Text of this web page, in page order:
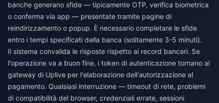
banche generano sfide — tipicamente OTP, verifica biometrica
o conferma via app — presentate tramite pagine di
reindirizzamento o popup. È necessario completare le sfide
entro i tempi specificati dalla banca (solitamente 3-5 minuti).
Il sistema convalida le risposte rispetto ai record bancari. Se
l'operazione va a buon fine, i token di autenticazione tornano al
gateway di Uplive per l'elaborazione dell'autorizzazione al
pagamento. Qualsiasi interruzione — timeout di rete, problemi
di compatibilità del browser, credenziali errate, sessioni